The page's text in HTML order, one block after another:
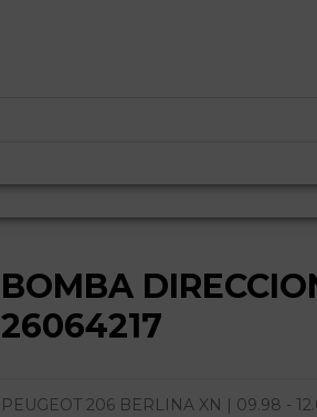
BOMBA
26064217
PEUGEOT 206 BERLINA XN | 09.98 -